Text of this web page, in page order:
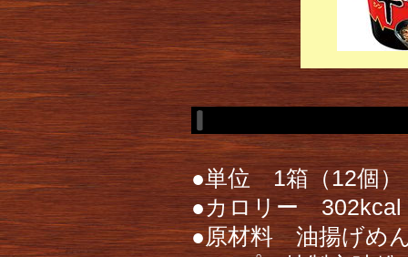
●単位 1箱（12個）
●カロリー 302kcal
●原材料 油揚げめ